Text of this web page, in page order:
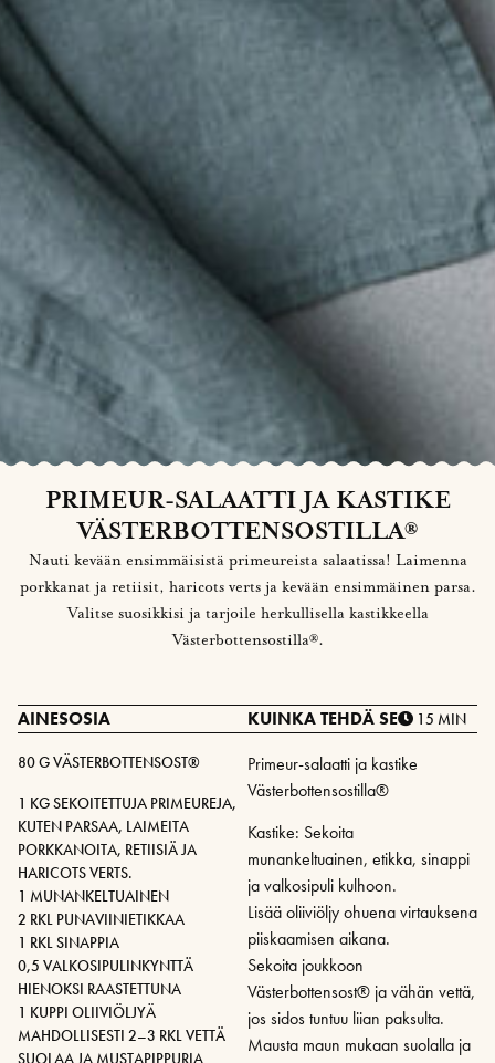
PRIMEUR-SALAATTI JA KASTIKE
VÄSTERBOTTENSOSTILLA®
Nauti kevään ensimmäisistä primeureista salaatissa! Laimenna
porkkanat ja retiisit, haricots verts ja kevään ensimmäinen parsa.
Valitse suosikkisi ja tarjoile herkullisella kastikkeella
Västerbottensostilla®.
AINESOSIA
80 G VÄSTERBOTTENSOST®
1 KG SEKOITETTUJA PRIMEUREJA,
KUTEN PARSAA, LAIMEITA
PORKKANOITA, RETIISIÄ JA
HARICOTS VERTS.
1 MUNANKELTUAINEN
2 RKL PUNAVIINIETIKKAA
1 RKL SINAPPIA
0,5 VALKOSIPULINKYNTTÄ
HIENOKSI RAASTETTUNA
1 KUPPI OLIIVIÖLJYÄ
MAHDOLLISESTI 2–3 RKL VETTÄ
SUOLAA JA MUSTAPIPPURIA
KUINKA TEHDÄ SE 15 MIN
Primeur-salaatti ja kastike
Västerbottensostilla®
Kastike: Sekoita
munankeltuainen, etikka, sinappi
ja valkosipuli kulhoon.
Lisää oliiviöljy ohuena virtauksena
piiskaamisen aikana.
Sekoita joukkoon
Västerbottensost® ja vähän vettä,
jos sidos tuntuu liian paksulta.
Mausta maun mukaan suolalla ja